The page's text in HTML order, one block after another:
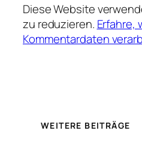
Diese Website
zu reduzieren. Erfahre,
Kommentardaten
WEITERE BEITRÄGE